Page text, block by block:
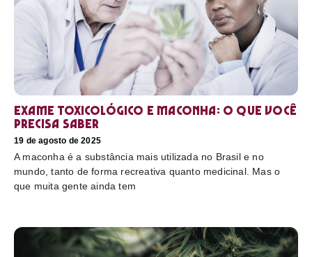
Exame toxicológico e maconha: o que você
precisa saber
19 de agosto de 2025
A maconha é a substância mais utilizada no Brasil e no
mundo, tanto de forma recreativa quanto medicinal. Mas o
que muita gente ainda tem